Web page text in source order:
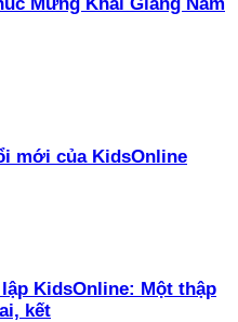
mới của KidsOnline
KidsOnline: Một thập
kết